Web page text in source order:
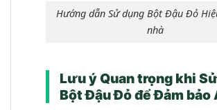
Hướng dẫn Sử dụng Bột Đậu Đỏ
nhà
Lưu ý Quan trọng khi
Bột Đậu Đỏ để Đảm bảo